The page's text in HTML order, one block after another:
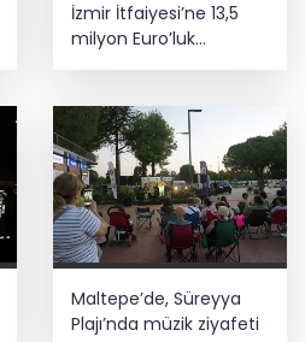
İzmir İtfaiyesi’ne 13,5
milyon Euro’luk
teknoloji yatırımı
Maltepe’de, Süreyya
Plajı’nda müzik ziyafeti